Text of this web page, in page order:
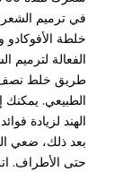
في ترميم
خلطة
الفعالة
طريق خلط نصف
الطبيعي.
الهند لزيادة
بعد ذلك، ضعي